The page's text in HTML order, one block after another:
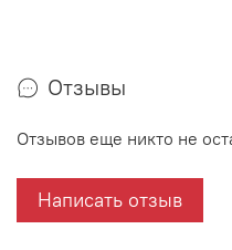
Отзывы
Отзывов еще никто не
Написать отзыв